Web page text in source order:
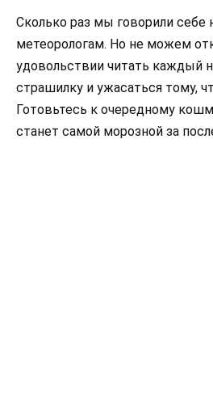
Сколько раз мы говорили себе
метеорологам. Но не можем
удовольствии читать каждый
страшилку и ужасаться тому,
Готовьтесь к очередному
станет самой морозной за